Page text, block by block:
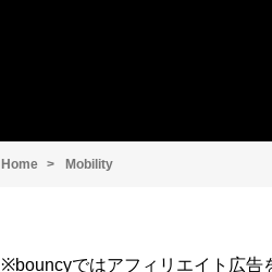
Home Mobility
※bouncyではアフィリエイト広告